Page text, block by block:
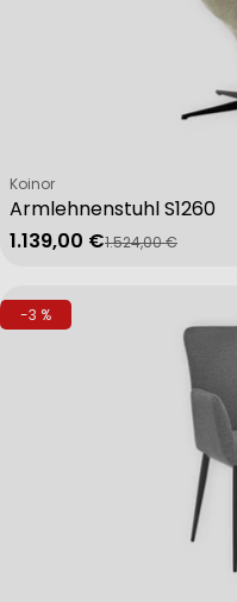
Armlehnenstuhl S1260
Verkäufer:
Koinor
Verkaufspreis
1.139,00 €
Regulärer Preis
1.524,00 €
-3 %